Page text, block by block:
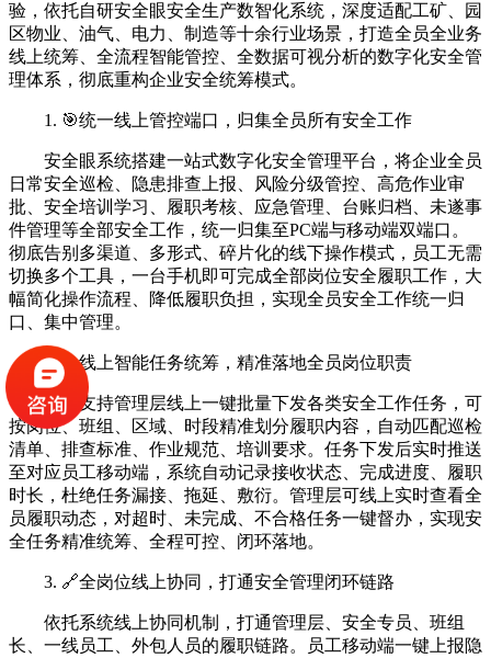
验，依托自研安全眼安全生产数智化系统，深度适配工矿、园
区物业、油气、电力、制造等十余行业场景，打造全员全业务
线上统筹、全流程智能管控、全数据可视分析的数字化安全管
理体系，彻底重构企业安全统筹模式。
1. 🎯统一线上管控端口，归集全员所有安全工作
安全眼系统搭建一站式数字化安全管理平台，将企业全员
日常安全巡检、隐患排查上报、风险分级管控、高危作业审
批、安全培训学习、履职考核、应急管理、台账归档、未遂事
件管理等全部安全工作，统一归集至PC端与移动端双端口。
彻底告别多渠道、多形式、碎片化的线下操作模式，员工无需
切换多个工具，一台手机即可完成全部岗位安全履职工作，大
幅简化操作流程、降低履职负担，实现全员安全工作统一归
口、集中管理。
2. 📌线上智能任务统筹，精准落地全员岗位职责
系统支持管理层线上一键批量下发各类安全工作任务，可
按岗位、班组、区域、时段精准划分履职内容，自动匹配巡检
清单、排查标准、作业规范、培训要求。任务下发后实时推送
至对应员工移动端，系统自动记录接收状态、完成进度、履职
时长，杜绝任务漏接、拖延、敷衍。管理层可线上实时查看全
员履职动态，对超时、未完成、不合格任务一键督办，实现安
全任务精准统筹、全程可控、闭环落地。
3. 🔗全岗位线上协同，打通安全管理闭环链路
依托系统线上协同机制，打通管理层、安全专员、班组
长、一线员工、外包人员的履职链路。员工移动端一键上报隐